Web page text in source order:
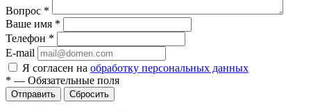
Вопрос *
Ваше имя *
Телефон *
E-mail
Я согласен на обработку персональных данных
* — Обязательные поля
Отправить Сбросить